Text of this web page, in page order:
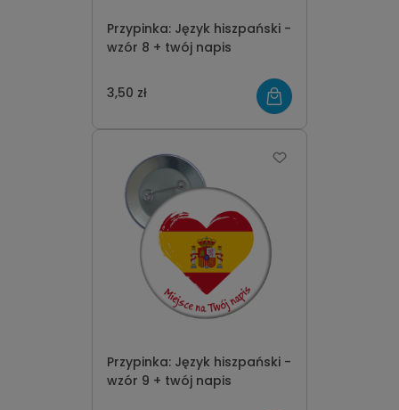
Przypinka: Język hiszpański -
wzór 8 + twój napis
3,50 zł
Przypinka: Język hiszpański -
wzór 9 + twój napis